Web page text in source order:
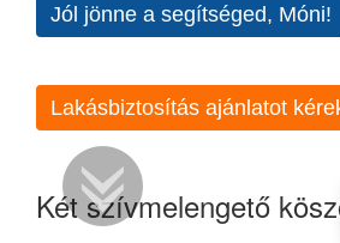
Jól jönne a segítséged, Móni!
Lakásbiztosítás ajánlatot
Két szívmelengető